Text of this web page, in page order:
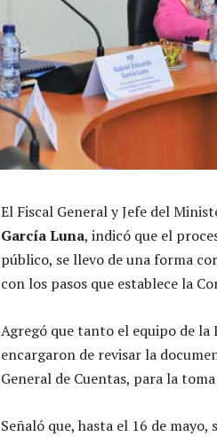
El Fiscal General y Jefe del
García Luna, indicó que el
público, se llevo de una forma
con los pasos que establece la
Agregó que tanto el equipo de la
encargaron de revisar la
General de Cuentas, para la
Señaló que, hasta el 16 de